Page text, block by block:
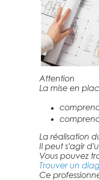
Attention
La mise en
La réalisation
Il peut s'agir
Vous pouvez
Trouver un
Ce